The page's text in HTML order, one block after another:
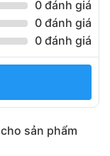
0 đánh giá
0 đánh giá
0 đánh giá
sản phẩm